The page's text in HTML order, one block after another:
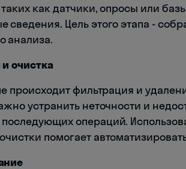
как датчики, опросы или
сведения. Цель этого этапа -
анализа.
очистка
происходит фильтрация и
устранить неточности и
операций.
помогает